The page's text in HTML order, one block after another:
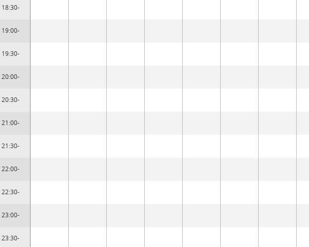
18:30-
19:00-
19:30-
20:00-
20:30-
21:00-
21:30-
22:00-
22:30-
23:00-
23:30-